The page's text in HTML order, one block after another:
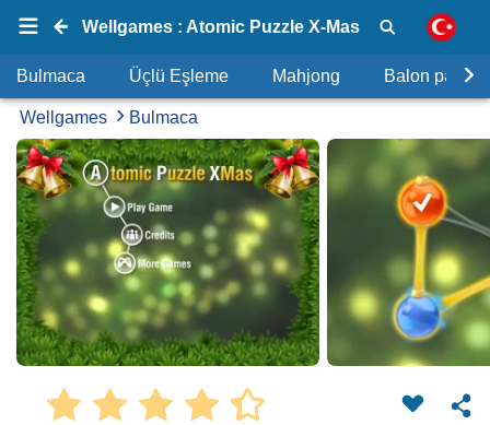
Wellgames : Atomic Puzzle X-Mas
Bulmaca Üçlü Eşleme Mahjong Balon
Wellgames Bulmaca